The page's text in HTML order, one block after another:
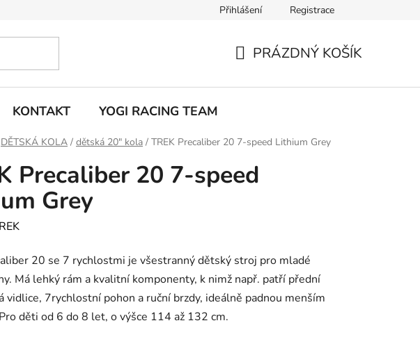
Přihlášení Registrace
PRÁZDNÝ KOŠÍK
KONTAKT YOGI RACING TEAM
DĚTSKÁ KOLA / dětská 20" kola / TREK Precaliber 20 7-speed Lithium Grey
Precaliber 20 7-speed
Grey
20 se 7 rychlostmi je všestranný dětský stroj pro mladé
Má lehký rám a kvalitní komponenty, k nimž např. patří přední
vidlice, 7rychlostní pohon a ruční brzdy, ideálně padnou menším
děti od 6 do 8 let, o výšce 114 až 132 cm.